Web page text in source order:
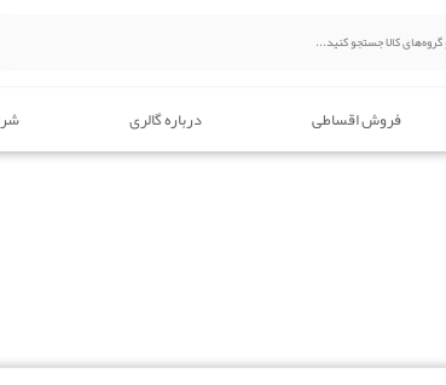
فروش اقساطی درباره گالری